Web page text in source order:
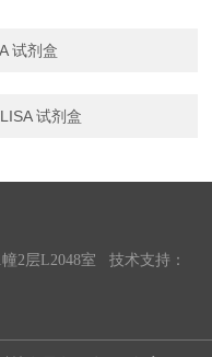
试剂盒
试剂盒
2层L2048室 技术支持：